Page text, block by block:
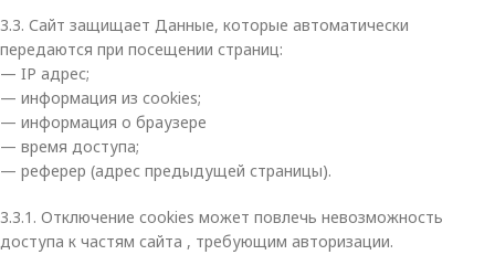
3.3. Сайт защищает Данные, которые автоматически
передаются при посещении страниц:
— IP адрес;
— информация из cookies;
— информация о браузере
— время доступа;
— реферер (адрес предыдущей страницы).
3.3.1. Отключение cookies может повлечь невозможность
доступа к частям сайта , требующим авторизации.